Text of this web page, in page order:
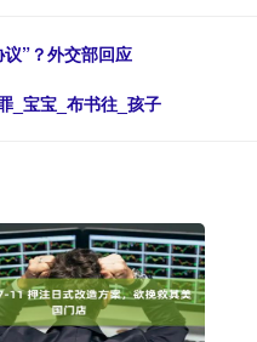
”？外交部回应
_宝宝_布书往_孩子